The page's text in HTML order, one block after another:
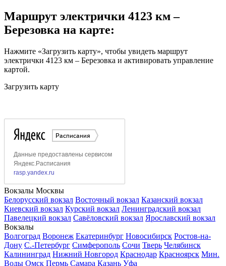
Маршрут электрички 4123 км –
Березовка на карте:
Нажмите «Загрузить карту», чтобы увидеть маршрут
электрички 4123 км – Березовка и активировать управление
картой.
Загрузить карту
Вокзалы Москвы
Белорусский вокзал Восточный вокзал Казанский вокзал
Киевский вокзал Курский вокзал Ленинградский вокзал
Павелецкий вокзал Савёловский вокзал Ярославский вокзал
Вокзалы
Волгоград Воронеж Екатеринбург Новосибирск Ростов-на-
Дону С.-Петербург Симферополь Сочи Тверь Челябинск
Калининград Нижний Новгород Краснодар Красноярск Мин.
Воды Омск Пермь Самара Казань Уфа